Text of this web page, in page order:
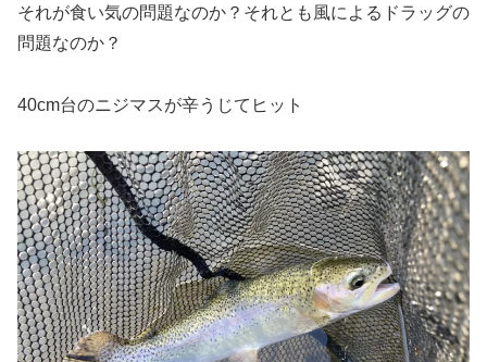
それが食い気の問題なのか？それとも風によるドラッグの
問題なのか？
40cm台のニジマスが辛うじてヒット